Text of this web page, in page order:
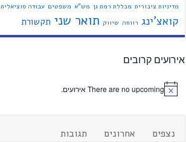
מדיניות ציבורית מכללת רמת גן מש"א משפטים עבודה סוציאלית
קואצ'ינג רווחה שיווק תואר שני תקשורת
אירועים קרובים
There are no upcoming אירועים.
נצפים אחרונים
תגובות